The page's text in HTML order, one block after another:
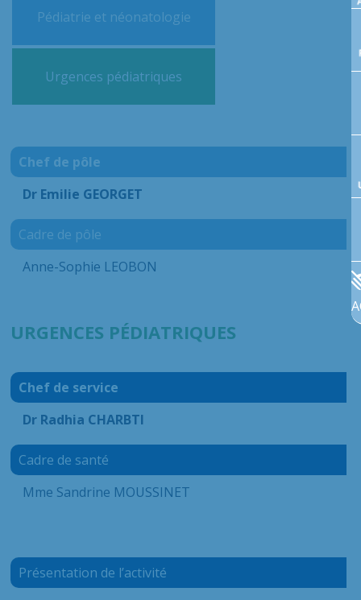
Pédiatrie et néonatologie
Urgences pédiatriques
Chef de pôle
Dr Emilie GEORGET
Cadre de pôle
Anne-Sophie LEOBON
URGENCES PÉDIATRIQUES
Chef de service
Dr Radhia CHARBTI
Cadre de santé
Mme Sandrine MOUSSINET
Présentation de l’activité